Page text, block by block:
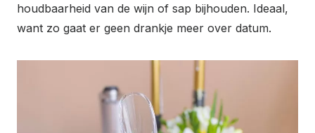
houdbaarheid van de wijn of sap bijhouden. Ideaal,
want zo gaat er geen drankje meer over datum.